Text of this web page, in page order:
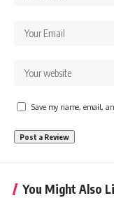
Save my name, email,
You Might Also